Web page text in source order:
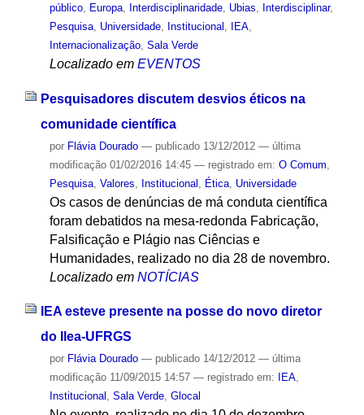
público, Europa, Interdisciplinaridade, Ubias Interdisciplinar,
Pesquisa, Universidade, Institucional IEA,
Internacionalização, Sala Verde
Localizado em EVENTOS
Pesquisadores discutem desvios éticos na
comunidade científica
por Flávia Dourado — publicado13/12/2012 — última
modificação01/02/2016 14:45 — registrado em: O Comum
Pesquisa, Valores Institucional Ética, Universidade
Os casos de denúncias de má conduta científica
foram debatidos na mesa-redonda Fabricação,
Falsificação e Plágio nas Ciências e
Humanidades, realizado no dia 28 de novembro.
Localizado em NOTÍCIAS
IEA esteve presente na posse do novo diretor
do Ilea-UFRGS
por Flávia Dourado — publicado14/12/2012 — última
modificação11/09/2015 14:57 — registrado em: IEA,
Institucional , Sala Verde, Glocal